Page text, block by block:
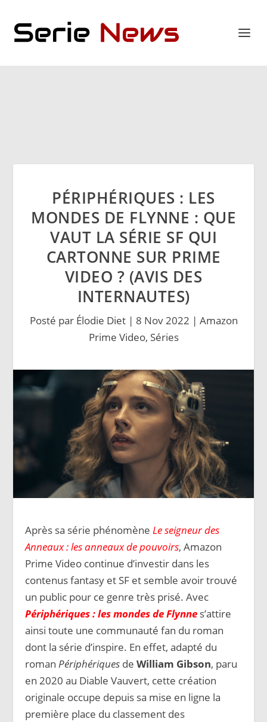
PÉRIPHÉRIQUES : LES
MONDES DE FLYNNE : QUE
VAUT LA SÉRIE SF QUI
CARTONNE SUR PRIME
VIDEO ? (AVIS DES
INTERNAUTES)
Posté par Élodie Diet| 8 Nov 2022 | Amazon
Prime Video, Séries
Après sa série phénomèneLe seigneur des
Anneaux : les anneaux de pouvoirs, Amazon
Prime Video continue d’investir dans les
contenus fantasy et SF et semble avoir trouvé
un public pour ce genre très prisé. Avec
Périphériques : les mondes de Flynne s’attire
ainsi toute une communauté fan du roman
dont la série d’inspire. En effet, adapté du
romanPériphériques deWilliam Gibson, paru
en 2020 au Diable Vauvert, cette création
originale occupe depuis sa mise en ligne la
première place du classement des